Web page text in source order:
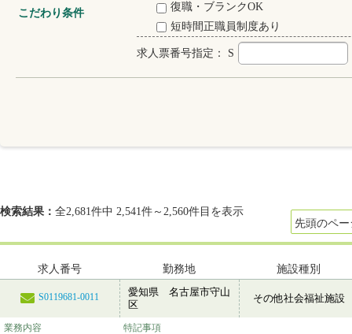
こだわり条件
復職・ブランクOK
短時間正職員制度あり
求人票番号指定： S
検索結果： 全2,681件中 2,541件～2,560件目を表示
先頭のペー
求人番号 勤務地 施設種別
S0119681-0011
愛知県 名古屋市守山
区
その他社会福祉施設
業務内容 特記事項